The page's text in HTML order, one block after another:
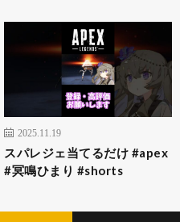
2025.11.19
スパレジェ当てるだけ #apex
#冥鳴ひまり #shorts